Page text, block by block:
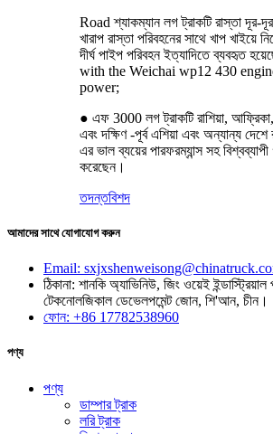
Road শ্যাকম্যান লগ ট্রাকটি রাস্তা দূর-
খারাপ রাস্তা পরিবহনের সাথে খাপ খাইয়ে
দীর্ঘ পাইপ পরিবহন ইত্যাদিতে ব্যবহৃত
with the Weichai wp12 430
power;
● এফ 3000 লগ ট্রাকটি রাশিয়া,
এবং দক্ষিণ -পূর্ব এশিয়া এবং অন্যান্য দেশে
এর ভাল ব্যয়ের পারফরম্যান্স সহ
করেছেন।
তদন্তবিশদ
আমাদের সাথে যোগাযোগ করুন
Email:
ঠিকানা: শানকি অ্যাভিনিউ, জিং ওয়েই
টেকনোলজিকাল ডেভেলপমেন্ট জোন, শি'আন, চীন।
ফোন: +86 17782538960
পণ্য
পণ্য
ডাম্পার ট্রাক
লরি ট্রাক